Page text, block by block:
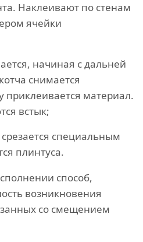
Наклеивают по стенам
ячейки
начиная с дальней
снимается
приклеивается материал.
встык;
специальным
плинтуса.
способ,
возникновения
со смещением